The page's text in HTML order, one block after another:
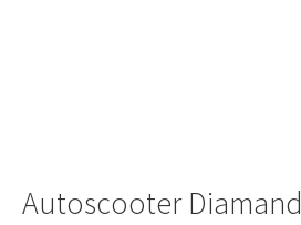
Autoscooter Diamand